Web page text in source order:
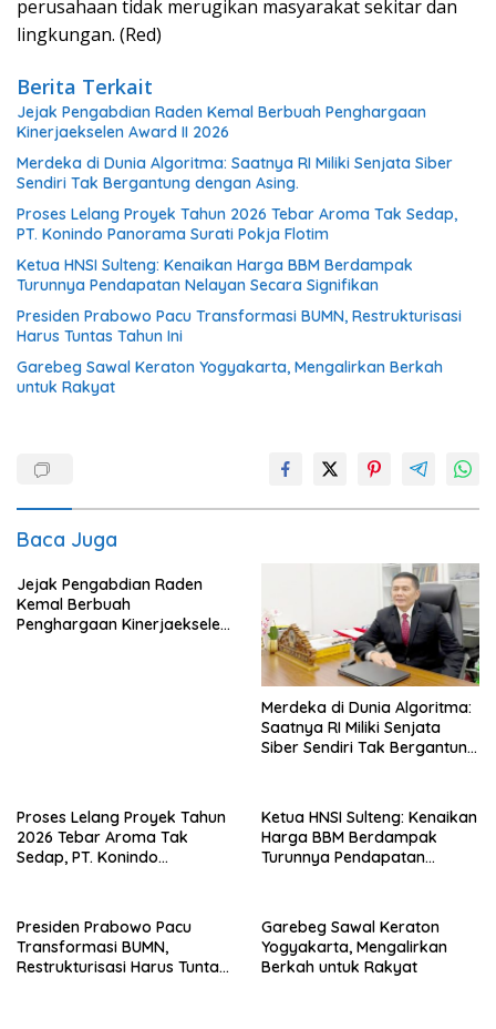
perusahaan tidak merugikan masyarakat sekitar dan
lingkungan. (Red)
Berita Terkait
Jejak Pengabdian Raden Kemal Berbuah Penghargaan
Kinerjaekselen Award II 2026
Merdeka di Dunia Algoritma: Saatnya RI Miliki Senjata Siber
Sendiri Tak Bergantung dengan Asing.
Proses Lelang Proyek Tahun 2026 Tebar Aroma Tak Sedap,
PT. Konindo Panorama Surati Pokja Flotim
Ketua HNSI Sulteng: Kenaikan Harga BBM Berdampak
Turunnya Pendapatan Nelayan Secara Signifikan
Presiden Prabowo Pacu Transformasi BUMN, Restrukturisasi
Harus Tuntas Tahun Ini
Garebeg Sawal Keraton Yogyakarta, Mengalirkan Berkah
untuk Rakyat
Baca Juga
Jejak Pengabdian Raden
Kemal Berbuah
Penghargaan Kinerjaekselen
Merdeka di Dunia Algoritma:
Saatnya RI Miliki Senjata
Siber Sendiri Tak Bergantung
Proses Lelang Proyek Tahun
2026 Tebar Aroma Tak
Sedap, PT. Konindo
Ketua HNSI Sulteng: Kenaikan
Harga BBM Berdampak
Turunnya Pendapatan
Presiden Prabowo Pacu
Transformasi BUMN,
Restrukturisasi Harus Tuntas
Garebeg Sawal Keraton
Yogyakarta, Mengalirkan
Berkah untuk Rakyat